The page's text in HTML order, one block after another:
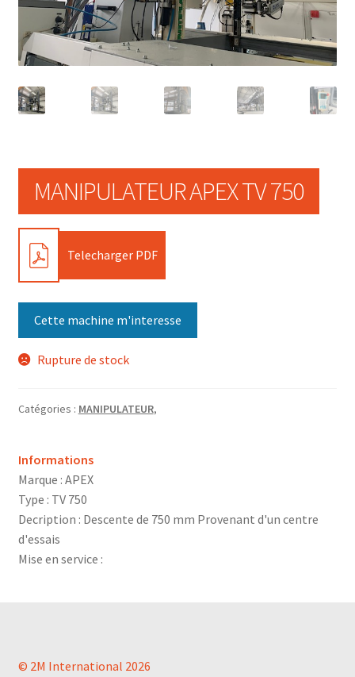
MANIPULATEUR APEX TV 750
PDF Telecharger PDF
Cette machine m'interesse
Rupture de stock
Catégories : MANIPULATEUR,
Informations
Marque : APEX
Type : TV 750
Decription : Descente de 750 mm Provenant d'un centre
d'essais
Mise en service :
© 2M International 2026